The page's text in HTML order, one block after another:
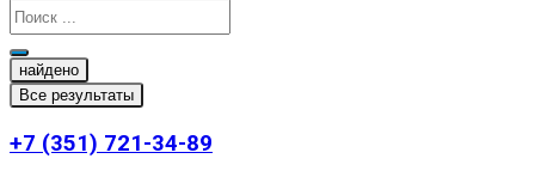
найдено
Все результаты
+7 (351) 721-34-89